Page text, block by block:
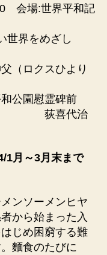
会場:世界平和記
世界をめざし
クスひより
公園慰霊碑前
治
1月～3月末まで
ンソーメンヒヤ
から始まった入
じめ困窮する難
麵食のたびに